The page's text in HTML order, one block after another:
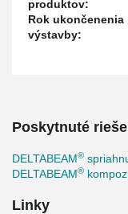
produktov:
Rok ukončenenia
výstavby:
Poskytnuté
DELTABEAM®
DELTABEAM®
Linky